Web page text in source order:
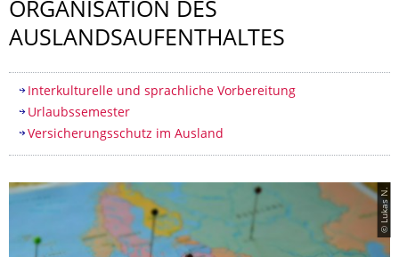
ORGANISATION DES
AUSLANDSAUFENT­HALTES
Inhaltsverzeichnis
Interkulturelle und sprachliche Vorbereitung
Urlaubssemester
Versicherungsschutz im Ausland
© Lukas N.